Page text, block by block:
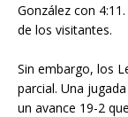
González con
de los visitantes.
Sin embargo, los
parcial. Una
un avance 19-2